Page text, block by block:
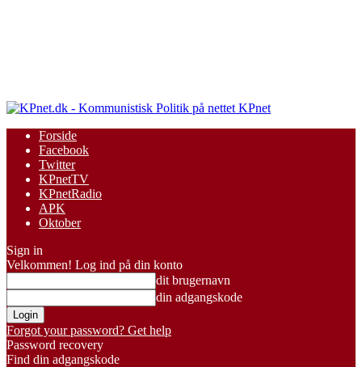
KPnet
Forside
Facebook
Twitter
KPnetTV
KPnetRadio
APK
Oktober
Sign in
Velkommen! Log ind på din konto
dit brugernavn
din adgangskode
Forgot your password? Get help
Password recovery
Find din adgangskode